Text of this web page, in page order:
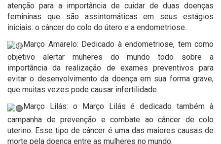
atenção para a importância de cuidar de duas doenças
femininas que são assintomáticas em seus estágios
iniciais: o câncer do colo do útero e a endometriose.
Março Amarelo: Dedicado à endometriose, tem como
objetivo alertar muheres do mundo todo sobre a
importância da realização de exames preventivos para
evitar o desenvolvimento da doença em sua forma grave,
que muitas vezes pode causar infertilidade.
Março Lilás: o Março Lilás é dedicado também à
campanha de prevenção e combate ao câncer de colo
uterino. Esse tipo de câncer é uma das maiores causas de
morte pela doença entre as mulheres no mundo.